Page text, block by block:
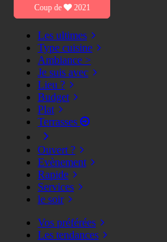
Coup de 2021
Les ultimes
Type cuisine
Ambiance >
Je suis avec
Lieu ?
Budget
Plat
Terrasses
Ouvert ?
Evènement
Rapide
Services
le soir
Vos préférées
Les tendances